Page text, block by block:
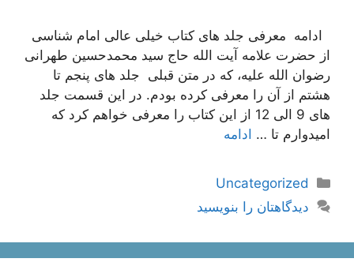
ادامه معرفی جلد های کتاب خیلی عالی امام شناسی
از حضرت علامه آیت الله حاج سید محمدحسین طهرانی
رضوان الله علیه، که در متن قبلی جلد های پنجم تا
هشتم از آن را معرفی کرده بودم. در این قسمت جلد
های 9 الی 12 از این کتاب را معرفی خواهم کرد که
امیدوارم تا … ادامه
دسته‌ها
Uncategorized
دیدگاهتان را بنویسید